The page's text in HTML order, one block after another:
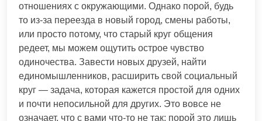
отношениях с окружающими. Однако порой, будь
то из-за переезда в новый город, смены работы,
или просто потому, что старый круг общения
редеет, мы можем ощутить острое чувство
одиночества. Завести новых друзей, найти
единомышленников, расширить свой социальный
круг — задача, которая кажется простой для одних
и почти непосильной для других. Это вовсе не
означает, что с вами что-то не так; порой это лишь